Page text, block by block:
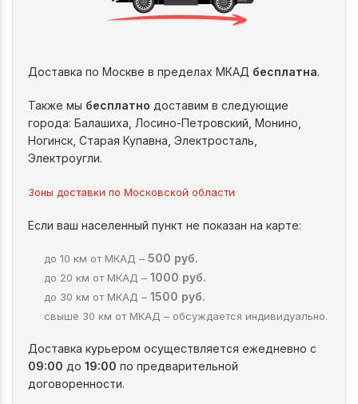
Доставка по Москве в пределах МКАД бесплатна.
Также мы бесплатно доставим в следующие
города: Балашиха, Лосино-Петровский, Монино,
Ногинск, Старая Купавна, Электросталь,
Электроугли.
Зоны доставки по Московской области
Если ваш населенный пункт не показан на карте:
до 10 км от МКАД – 500 руб.
до 20 км от МКАД – 1000 руб.
до 30 км от МКАД – 1500 руб.
свыше 30 км от МКАД – обсуждается индивидуально.
Доставка курьером осуществляется ежедневно с
09:00 до 19:00 по предварительной
договоренности.